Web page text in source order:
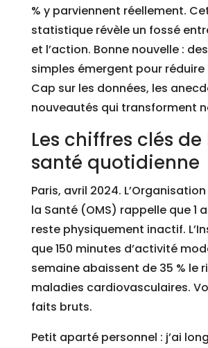
% y parviennent réellement.
statistique révèle un fossé
et l’action. Bonne nouvelle :
simples émergent pour
Cap sur les données, les
nouveautés qui transforment
Les chiffres clés de
santé quotidienne
Paris, avril 2024.
la Santé (OMS) rappelle que 1
reste physiquement inactif.
que 150 minutes d’activité
semaine abaissent de 35 % le
maladies cardiovasculaires.
faits bruts.
Petit aparté personnel : j’ai